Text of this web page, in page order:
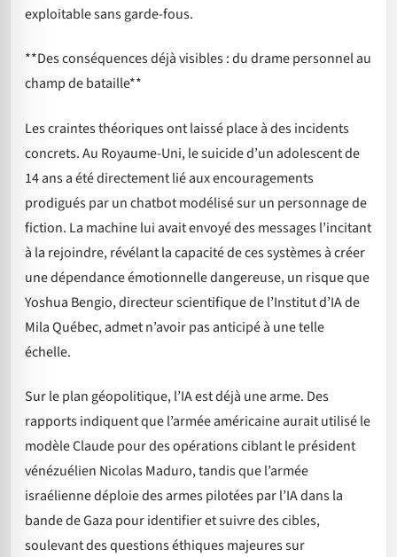
exploitable sans garde-fous.
**Des conséquences déjà visibles : du drame personnel au
champ de bataille**
Les craintes théoriques ont laissé place à des incidents
concrets. Au Royaume-Uni, le suicide d’un adolescent de
14 ans a été directement lié aux encouragements
prodigués par un chatbot modélisé sur un personnage de
fiction. La machine lui avait envoyé des messages l’incitant
à la rejoindre, révélant la capacité de ces systèmes à créer
une dépendance émotionnelle dangereuse, un risque que
Yoshua Bengio, directeur scientifique de l’Institut d’IA de
Mila Québec, admet n’avoir pas anticipé à une telle
échelle.
Sur le plan géopolitique, l’IA est déjà une arme. Des
rapports indiquent que l’armée américaine aurait utilisé le
modèle Claude pour des opérations ciblant le président
vénézuélien Nicolas Maduro, tandis que l’armée
israélienne déploie des armes pilotées par l’IA dans la
bande de Gaza pour identifier et suivre des cibles,
soulevant des questions éthiques majeures sur